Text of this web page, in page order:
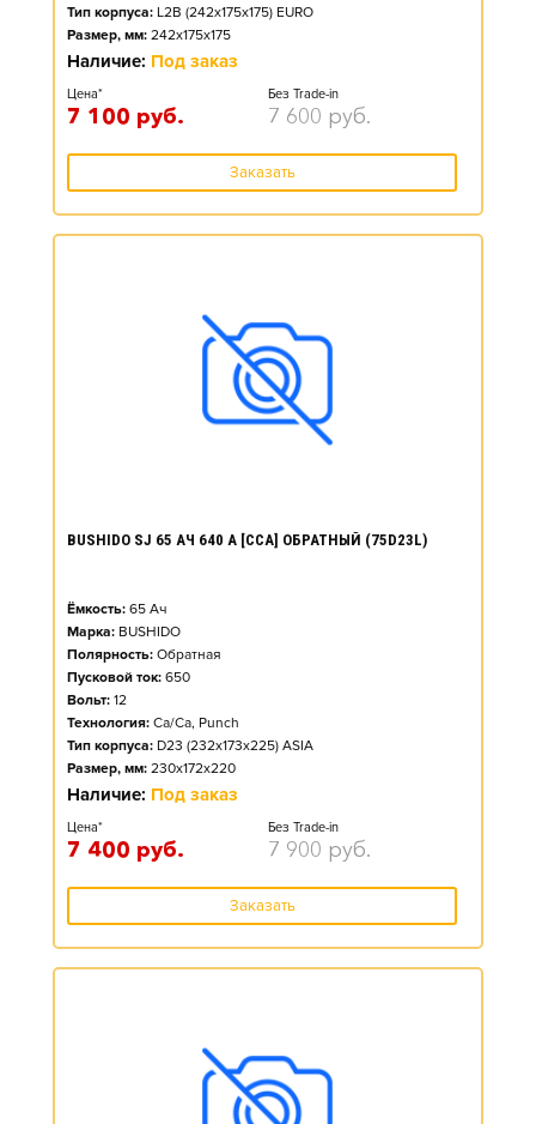
Тип корпуса: L2B (242x175x175) EURO
Размер, мм: 242x175x175
Наличие: Под заказ
Цена*
7 100 руб.
Без Trade-in
7 600 руб.
Заказать
BUSHIDO SJ 65 АЧ 640 А [CCA] ОБРАТНЫЙ (75D23L)
Ёмкость: 65 Ач
Марка: BUSHIDO
Полярность: Обратная
Пусковой ток: 650
Вольт: 12
Технология: Ca/Ca, Punch
Тип корпуса: D23 (232x173x225) ASIA
Размер, мм: 230x172x220
Наличие: Под заказ
Цена*
7 400 руб.
Без Trade-in
7 900 руб.
Заказать